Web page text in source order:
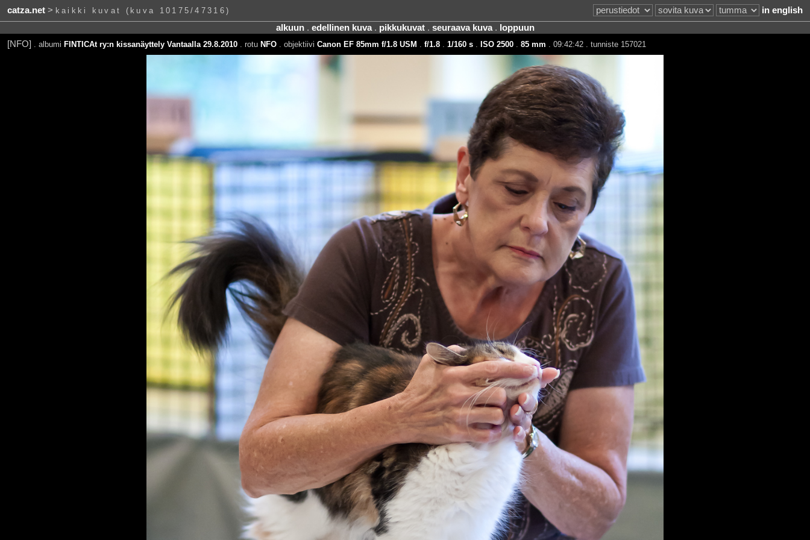
catza.net> kaikki kuvat (kuva 10175/47316)
in english
alkuun. edellinen kuva. pikkukuvat. seuraava kuva. loppuun
[NFO]
. albumi FINTICAt ry:n kissanäyttely Vantaalla 29.8.2010. rotu NFO. objektiivi Canon EF 85mm f/1.8 USM f/1.8. 1/160 s. ISO 2500. 85 mm . 09:42:42 . tunniste 157021